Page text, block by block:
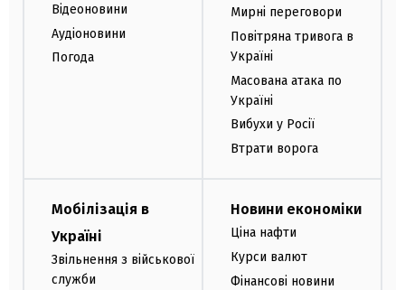
Відеоновини
Аудіоновини
Погода
Мирні переговори
Повітряна тривога в
Україні
Масована атака по
Україні
Вибухи у Росії
Втрати ворога
Мобілізація в
Україні
Звільнення з військової
служби
Новини економіки
Ціна нафти
Курси валют
Фінансові новини